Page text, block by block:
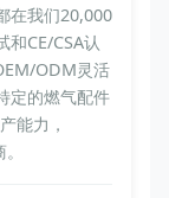
在我们20,000
CE/CSA认
ODM灵活
定的燃气配件
能力，